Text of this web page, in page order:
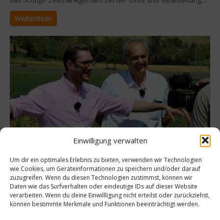
Einwilligung verwalten
Um dir ein optimales Erlebnis zu bieten, verwenden wir Technologien
wie Cookies, um Geräteinformationen zu speichern und/oder darauf
zuzugreifen. Wenn du diesen Technologien zustimmst, können wir
Daten wie das Surfverhalten oder eindeutige IDs auf dieser Website
verarbeiten. Wenn du deine Einwillligung nicht erteilst oder zurückziehst,
können bestimmte Merkmale und Funktionen beeinträchtigt werden.
Weiterlesen
Kochen & Rezepte
Wie kommt die Tomate in die Dose – Teil 1
Mirko Reeh begibt sich mit der Kamera auf kulinarische Reise
nach Italien, um zu erfahren, wie die Tomatenernte abläuft